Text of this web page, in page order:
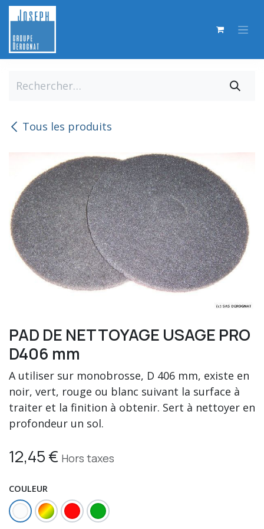
Se rendre au contenu
Tous les produits
PAD DE NETTOYAGE USAGE PRO
D406 mm
A utiliser sur monobrosse, D 406 mm, existe en
noir, vert, rouge ou blanc suivant la surface à
traiter et la finition à obtenir. Sert à nettoyer en
profondeur un sol.
12,45€ Hors taxes
COULEUR